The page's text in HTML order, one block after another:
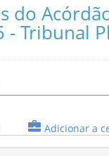
do
- Tribunal
Adicionar a